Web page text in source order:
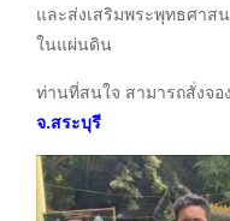
และส่งเสริมพระพุทธศาส
ในแผ่นดิน
ท่านที่สนใจ สามารถสั่งจ
จ.สระบุรี